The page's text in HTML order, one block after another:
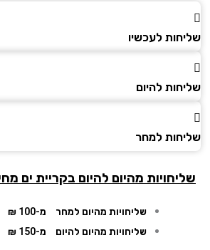
לעכשיו
להיום
למחר
מהיום להיום בקריית ים מחיר
שליחויות מהיום למחר
מ-100 ₪
שליחויות מהיום להיום
מ-150 ₪